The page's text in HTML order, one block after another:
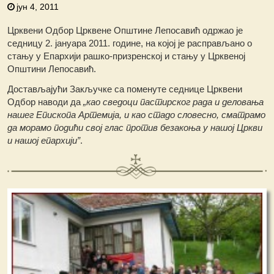
јун 4, 2011
Црквени Одбор Црквене Општине Лепосавић одржао је
седницу 2. јануара 2011. године, на којој је расправљано о
стању у Епархији рашко-призренској и стању у Црквеној
Општини Лепосавић.
Достављајући Закључке са поменуте седнице Црквени
Одбор наводи да„као сведоци пастирског рада и деловања
нашег Епископа Артемија, и као стадо словесно, сматрамо
да морамо подићи свој глас против безакоња у нашој Цркви
и нашој епархији”.